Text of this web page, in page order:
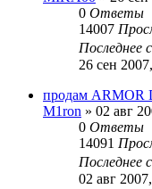
0 Ответы
14007
Последнее
26 сен
продам ARMOR
M1ron » 02 авг
0 Ответы
14091
Последнее
02 авг